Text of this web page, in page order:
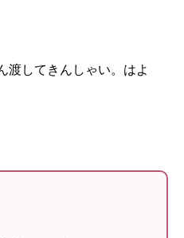
渡してきんしゃい。はよ